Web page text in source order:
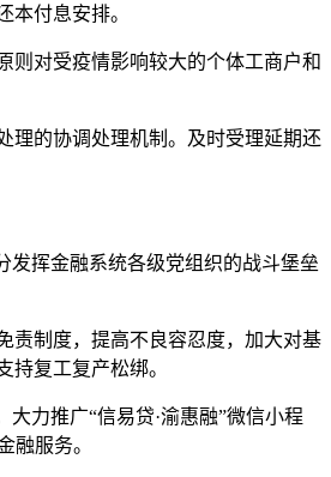
付息安排。
对受疫情影响较大的个体工商户和
的协调处理机制。及时受理延期还
挥金融系统各级党组织的战斗堡垒
制度，提高不良容忍度，加大对基
复工复产松绑。
力推广“信易贷·渝惠融”微信小程
融服务。